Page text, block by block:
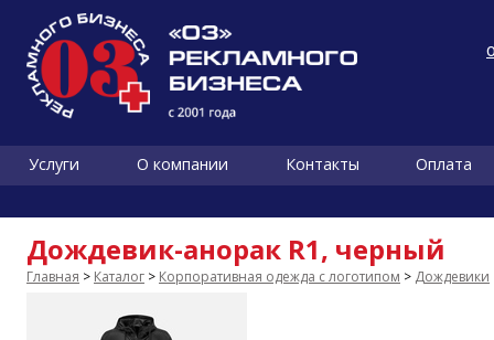
Услуги О компании Контакты Оплата
Дождевик-анорак R1, черный
Главная > Каталог > Корпоративная одежда с логотипом > Дождевики